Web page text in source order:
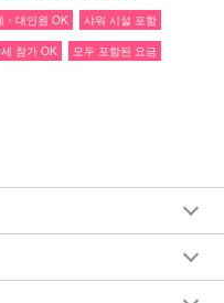
음
・대인원 OK
샤워 시설 포함
참가 OK
모두 포함된 요금